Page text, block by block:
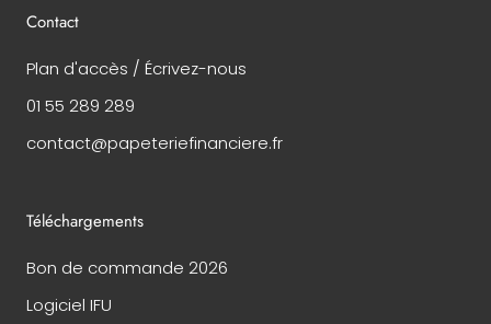
Contact
Plan d'accès / Écrivez-nous
01 55 289 289
contact@papeteriefinanciere.fr
Téléchargements
Bon de commande 2026
Logiciel IFU